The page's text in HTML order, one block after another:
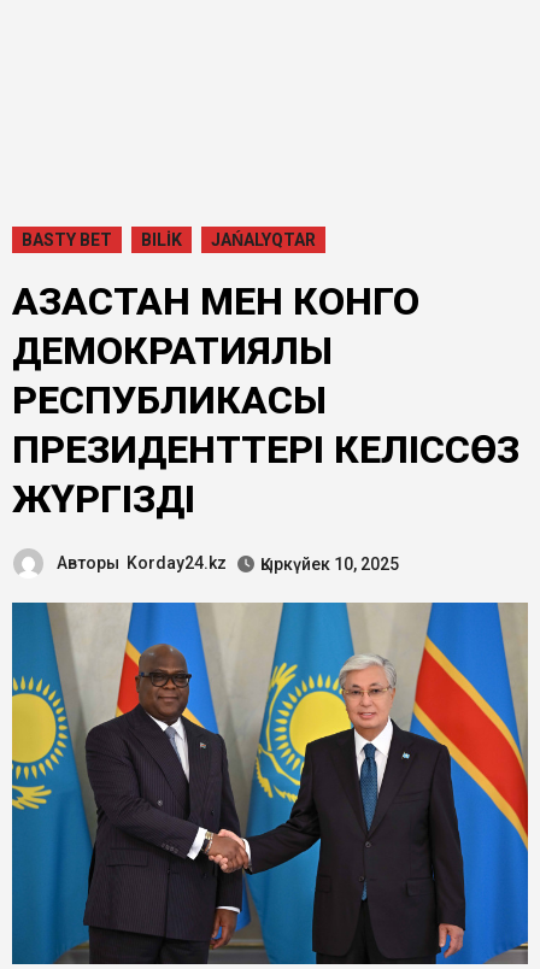
BASTY BET BILİK JAŃALYQTAR
ҚАЗАҚСТАН МЕН КОНГО
ДЕМОКРАТИЯЛЫҚ
РЕСПУБЛИКАСЫ
ПРЕЗИДЕНТТЕРІ КЕЛІССӨЗ
ЖҮРГІЗДІ
Авторы Korday24.kz Қыркүйек 10, 2025